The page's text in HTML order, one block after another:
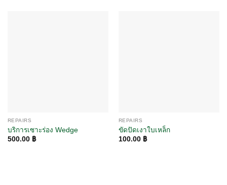
REPAIRS
บริการเซาะร่อง Wedge
500.00 ฿
REPAIRS
ขัดปัดเงาใบเหล็ก
100.00 ฿